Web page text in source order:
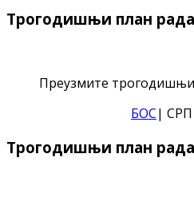
Трогодишњи план
Преузмите
БОС|
Трогодишњи план